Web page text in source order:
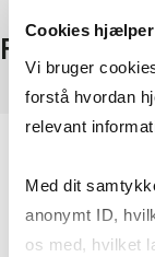
Cookies hjælper
Vi bruger
forstå hvordan
relevant
Med dit
anonymt ID,
os med, hvilket
Facts
Denmark
Access
On campus +